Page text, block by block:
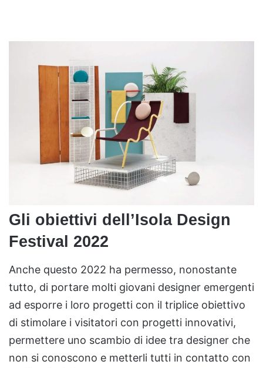
Gli obiettivi dell’Isola Design
Festival 2022
Anche questo 2022 ha permesso, nonostante
tutto, di portare molti giovani designer emergenti
ad esporre i loro progetti con il triplice obiettivo
di stimolare i visitatori con progetti innovativi,
permettere uno scambio di idee tra designer che
non si conoscono e metterli tutti in contatto con